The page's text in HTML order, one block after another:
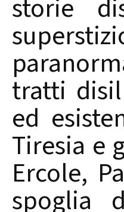
storie
tratti
ed
Tiresia e
Ercole,
spoglia